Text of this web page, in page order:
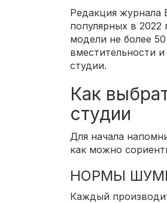
Редакция журнала
популярных в
модели не более
вместительности
студии.
Как
студии
Для начала
как можно
НОРМЫ
Каждый